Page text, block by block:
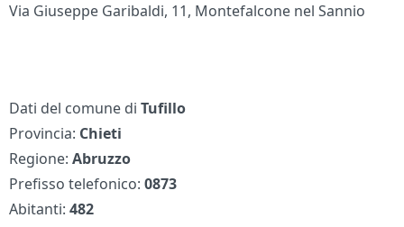
Via Giuseppe Garibaldi, 11, Montefalcone nel Sannio
Dati del comune diTufillo
Provincia: Chieti
Regione:Abruzzo
Prefisso telefonico:0873
Abitanti:482